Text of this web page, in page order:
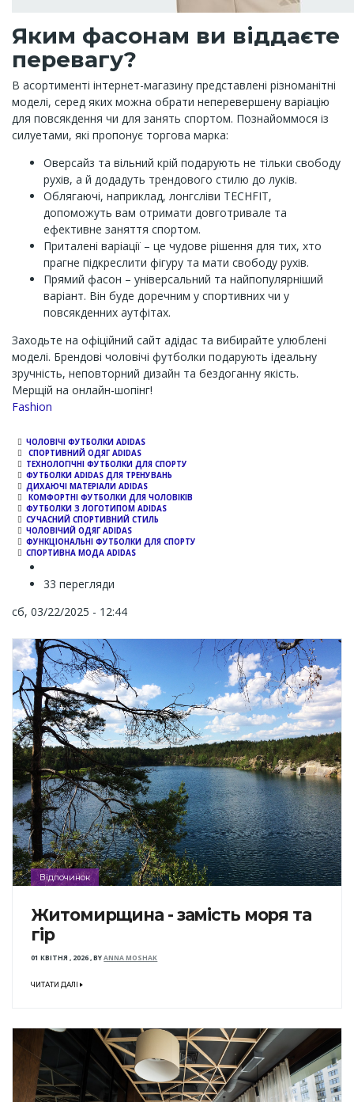
Яким фасонам ви віддаєте
перевагу?
В асортименті інтернет-магазину представлені різноманітні
моделі, серед яких можна обрати неперевершену варіацію
для повсякдення чи для занять спортом. Познайоммося із
силуетами, які пропонує торгова марка:
Оверсайз та вільний крій подарують не тільки свободу
рухів, а й додадуть трендового стилю до луків.
Облягаючі, наприклад, лонгсліви TECHFIT,
допоможуть вам отримати довготривале та
ефективне заняття спортом.
Приталені варіації – це чудове рішення для тих, хто
прагне підкреслити фігуру та мати свободу рухів.
Прямий фасон – універсальний та найпопулярніший
варіант. Він буде доречним у спортивних чи у
повсякденних аутфітах.
Заходьте на офіційний сайт адідас та вибирайте улюблені
моделі. Брендові чоловічі футболки подарують ідеальну
зручність, неповторний дизайн та бездоганну якість.
Мерщій на онлайн-шопінг!
Channel
Fashion
ЧОЛОВІЧІ ФУТБОЛКИ ADIDAS
СПОРТИВНИЙ ОДЯГ ADIDAS
ТЕХНОЛОГІЧНІ ФУТБОЛКИ ДЛЯ СПОРТУ
ФУТБОЛКИ ADIDAS ДЛЯ ТРЕНУВАНЬ
ДИХАЮЧІ МАТЕРІАЛИ ADIDAS
КОМФОРТНІ ФУТБОЛКИ ДЛЯ ЧОЛОВІКІВ
ФУТБОЛКИ З ЛОГОТИПОМ ADIDAS
СУЧАСНИЙ СПОРТИВНИЙ СТИЛЬ
ЧОЛОВІЧИЙ ОДЯГ ADIDAS
ФУНКЦІОНАЛЬНІ ФУТБОЛКИ ДЛЯ СПОРТУ
СПОРТИВНА МОДА ADIDAS
33 перегляди
сб, 03/22/2025 - 12:44
Відпочинок
Житомирщина - замість моря та
гір
01 КВІТНЯ , 2026,BYANNA MOSHAK
ЧИТАТИ ДАЛІ